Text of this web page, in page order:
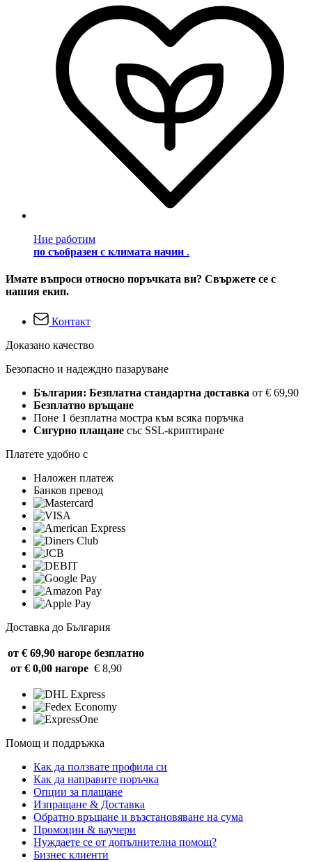
Ние работим
по съобразен с климата начин .
Имате въпроси относно поръчката ви? Свържете се с
нашия екип.
Контакт
Доказано качество
Безопасно и надеждно пазаруване
България: Безплатна стандартна доставка от € 69,90
Безплатно връщане
Поне 1 безплатна мостра към всяка поръчка
Сигурно плащане със SSL-криптиране
Платете удобно с
Наложен платеж
Банков превод
Доставка до България
от € 69,90 нагоре безплатно
от € 0,00 нагоре € 8,90
Помощ и поддръжка
Как да ползвате профила си
Как да направите поръчка
Опции за плащане
Изпращане & Доставка
Обратно връщане и възстановяване на сума
Промоции & ваучери
Нуждаете се от допълнителна помощ?
Бизнес клиенти